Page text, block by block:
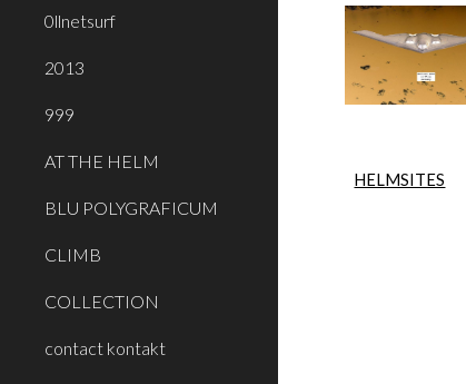
0llnetsurf
2013
999
AT THE HELM
BLU POLYGRAFICUM
CLIMB
COLLECTION
contact kontakt
HELMSITES